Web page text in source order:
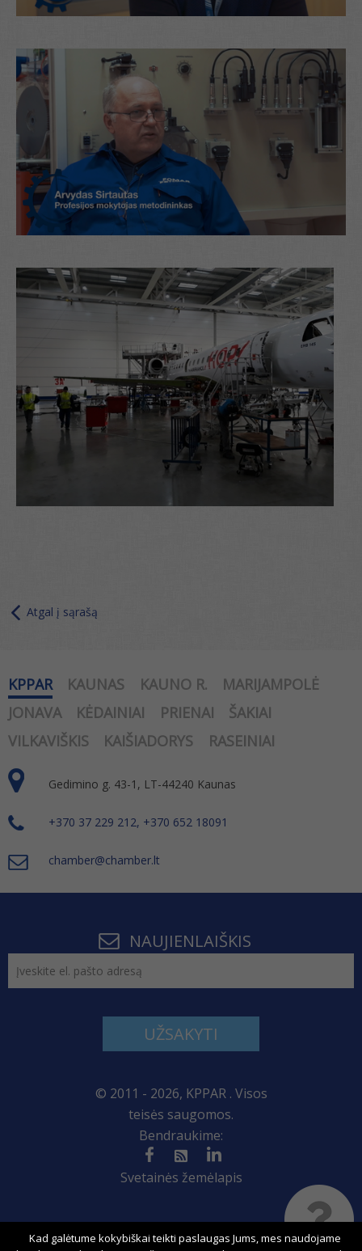
Atgal į sąrašą
KPPAR KAUNAS KAUNO R.
MARIJAMPOLĖ
JONAVA
KĖDAINIAI PRIENAI
ŠAKIAI
VILKAVIŠKIS
KAIŠIADORYS RASEINIAI
Gedimino g. 43-1, LT-44240 Kaunas
+370 37 229 212, +370 652 18091
chamber@chamber.lt
NAUJIENLAIŠKIS
UŽSAKYTI
© 2011 - 2026, KPPAR . Visos
teisės saugomos.
Bendraukime:
Svetainės žemėlapis
Sprendimas:
Kad galėtume kokybiškai teikti paslaugas Jums, mes naudojame